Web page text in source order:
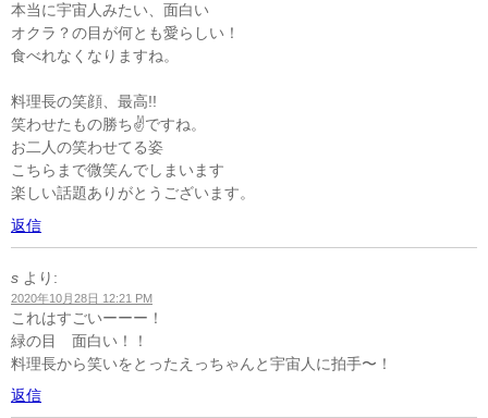
本当に宇宙人みたい、面白い
オクラ？の目が何とも愛らしい！
食べれなくなりますね。
料理長の笑顔、最高!!
笑わせたもの勝ち✌️ですね。
お二人の笑わせてる姿
こちらまで微笑んでしまいます
楽しい話題ありがとうございます。
返信
s より:
2020年10月28日 12:21 PM
これはすごいーーー！
緑の目 面白い！！
料理長から笑いをとったえっちゃんと宇宙人に拍手〜！
返信